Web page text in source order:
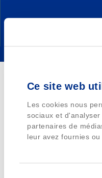
Ce site web
Les cookies nous
sociaux et
partenaires de
leur avez fournies